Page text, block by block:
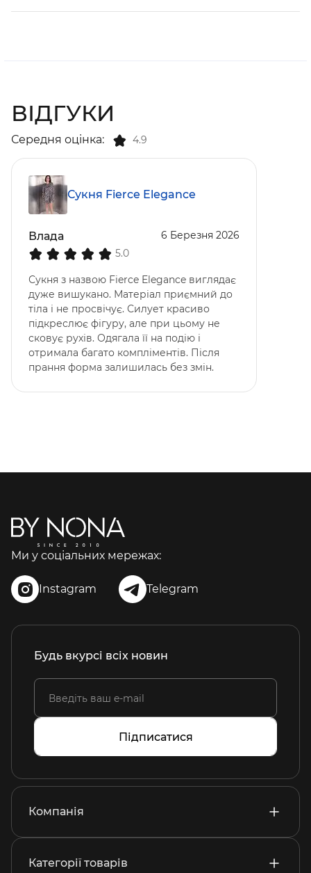
ВІДГУКИ
Середня оцінка: 4.9
Сукня Fierce Elegance
Влада
5.0
6 Березня 2026
Сукня з назвою Fierce Elegance виглядає
дуже вишукано. Матеріал приємний до
тіла і не просвічує. Силует красиво
підкреслює фігуру, але при цьому не
сковує рухів. Одягала її на подію і
отримала багато компліментів. Після
прання форма залишилась без змін.
Ми у соціальних мережах:
Instagram Telegram
Будь вкурсі всіх новин
Підписатися
Компанія
Категорії товарів